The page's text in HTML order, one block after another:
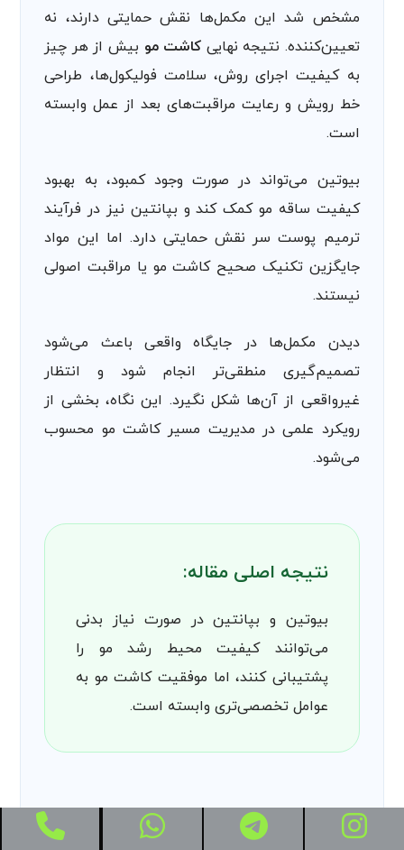
مشخص شد این مکمل‌ها نقش حمایتی دارند، نه
تعیین‌کننده. نتیجه نهایی کاشت مو بیش از هر چیز
به کیفیت اجرای روش، سلامت فولیکول‌ها، طراحی
خط رویش و رعایت مراقبت‌های بعد از عمل وابسته
است.
بیوتین می‌تواند در صورت وجود کمبود، به بهبود
کیفیت ساقه مو کمک کند و بپانتین نیز در فرآیند
ترمیم پوست سر نقش حمایتی دارد. اما این مواد
جایگزین تکنیک صحیح کاشت مو یا مراقبت اصولی
نیستند.
دیدن مکمل‌ها در جایگاه واقعی باعث می‌شود
تصمیم‌گیری منطقی‌تر انجام شود و انتظار
غیرواقعی از آن‌ها شکل نگیرد. این نگاه، بخشی از
رویکرد علمی در مدیریت مسیر کاشت مو محسوب
می‌شود.
نتیجه اصلی مقاله:
بیوتین و بپانتین در صورت نیاز بدنی
می‌توانند کیفیت محیط رشد مو را
پشتیبانی کنند، اما موفقیت کاشت مو به
عوامل تخصصی‌تری وابسته است.